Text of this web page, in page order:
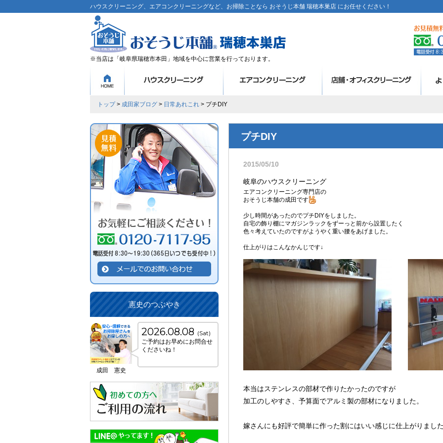
ハウスクリーニング、エアコンクリーニングなど、お掃除ことなら おそうじ本舗 瑞穂本巣店 にお任せください！
※当店は「岐阜県瑞穂市本田」地域を中心に営業を行っております。
トップ> 成田家ブログ > 日常あれこれ > プチDIY
プチDIY
2015/05/10
岐阜のハウスクリーニング
エアコンクリーニング専門店の
おそうじ本舗の成田です
少し時間があったのでプチDIYをしました。
自宅の飾り棚にマガジンラックをずーっと前から設置したく
色々考えていたのですがようやく重い腰をあげました。
仕上がりはこんなかんじです↓
本当はステンレスの部材で作りたかったのですが
加工のしやすさ、予算面でアルミ製の部材になりました。
嫁さんにも好評で簡単に作った割にはいい感じに仕上がりまし
憲史のつぶやき
成田 憲史
2026.08.08 (Sat)
ご予約はお早めにお問合せ
くださいね！